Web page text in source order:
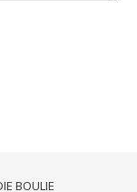
BOULIE